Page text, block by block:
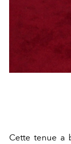
Cette tenue a